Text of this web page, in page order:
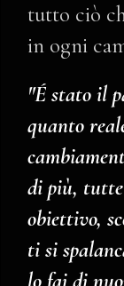
tutto ciò
in ogni
"É stato il
quanto
di più,
obiettivo,
ti si